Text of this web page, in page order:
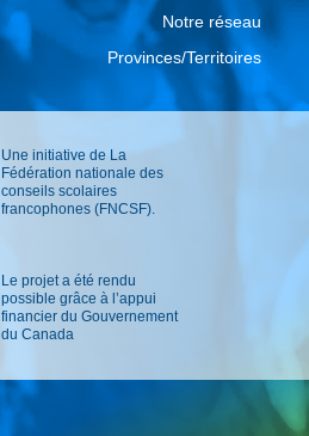
Notre réseau
Provinces/Territoires
Une initiative de La
Fédération nationale des
conseils scolaires
francophones (FNCSF).
Le projet a été rendu
possible grâce à l’appui
financier du Gouvernement
du Canada